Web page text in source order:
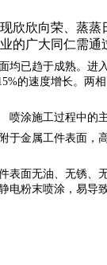
欣向荣、蒸
的广大同仁需通
均已趋于成熟。进
的速度增长。
喷涂施工过程中的
金属工件表面，
面无油、无锈、
粉末喷涂，易导